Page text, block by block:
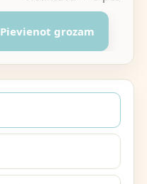
Pievienot grozam